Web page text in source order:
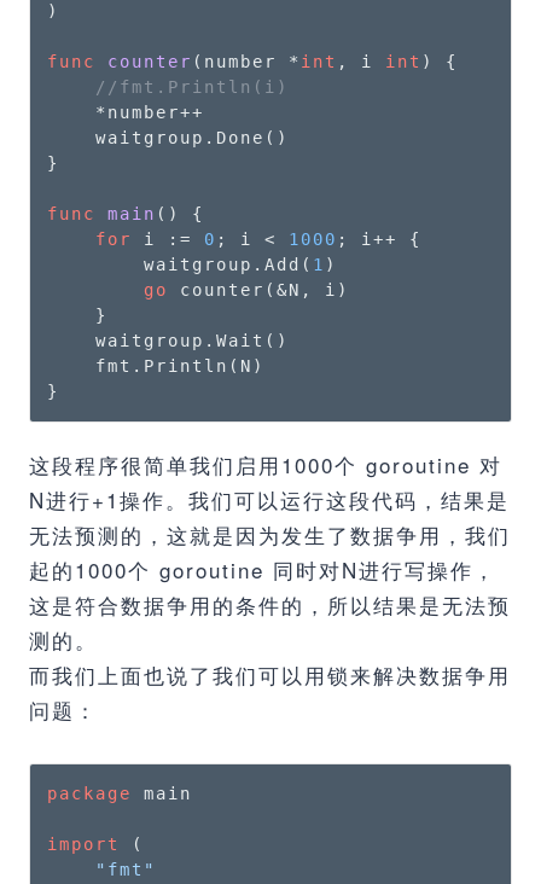
)
func counter (number * int , i int )
{
//fmt.Println(i)
    *number++
    waitgroup.Done()
}
func main ()
{
for
i := 0 ; i < 1000 ; i++ {
        waitgroup.Add(
1 )
go
counter(&N, i)
    }
    waitgroup.Wait()
    fmt.Println(N)
}
这段程序很简单我们启用1000个 goroutine 对
N进行+1操作。我们可以运行这段代码，结果是
无法预测的，这就是因为发生了数据争用，我们
起的1000个 goroutine 同时对N进行写操作，
这是符合数据争用的条件的，所以结果是无法预
测的。
而我们上面也说了我们可以用锁来解决数据争用
问题：
package main
import
(
"fmt"